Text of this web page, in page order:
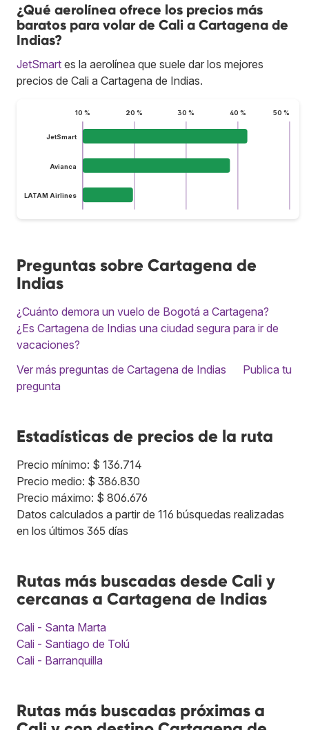
¿Qué aerolínea ofrece los precios más
baratos para volar de Cali a Cartagena de
Indias?
JetSmart es la aerolínea que suele dar los mejores
precios de Cali a Cartagena de Indias.
10 % 20 % 30 % 40 % 50 %
JetSmart
Avianca
LATAM Airlines
Preguntas sobre Cartagena de
Indias
¿Cuánto demora un vuelo de Bogotá a Cartagena?
¿Es Cartagena de Indias una ciudad segura para ir de
vacaciones?
Ver más preguntas de Cartagena de Indias
Publica tu
pregunta
Estadísticas de precios de la ruta
Precio mínimo: $ 136.714
Precio medio: $ 386.830
Precio máximo: $ 806.676
Datos calculados a partir de 116 búsquedas realizadas
en los últimos 365 días
Rutas más buscadas desde Cali y
cercanas a Cartagena de Indias
Cali - Santa Marta
Cali - Santiago de Tolú
Cali - Barranquilla
Rutas más buscadas próximas a